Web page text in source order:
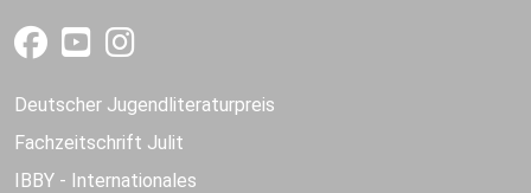
Deutscher Jugendliteraturpreis
Fachzeitschrift Julit
IBBY - Internationales